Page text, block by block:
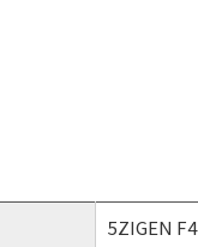
5ZIGEN F4